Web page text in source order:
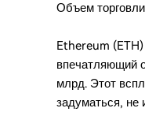
Объем
Ethereum
впечатляющий
млрд. Этот
задуматься, не